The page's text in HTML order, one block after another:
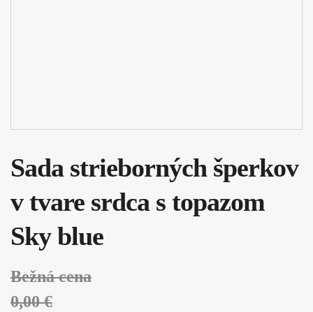
Sada strieborných šperkov
v tvare srdca s topazom
Sky blue
Bežná cena
0,00 €